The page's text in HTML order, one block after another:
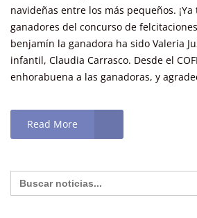
navideñas entre los más pequeños. ¡Ya
ganadores del concurso de
benjamín la ganadora ha sido Valeria
infantil, Claudia Carrasco. Desde el
enhorabuena a las ganadoras, y
Read More
Buscar: